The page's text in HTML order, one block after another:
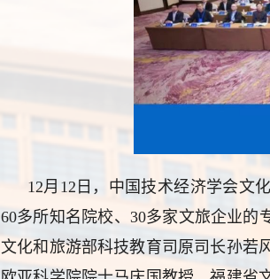
12月 1 2 日，中国技术经济学会文
60多所知名院校、30多家文旅企业的
文化和旅游部科技教育司原司长孙若